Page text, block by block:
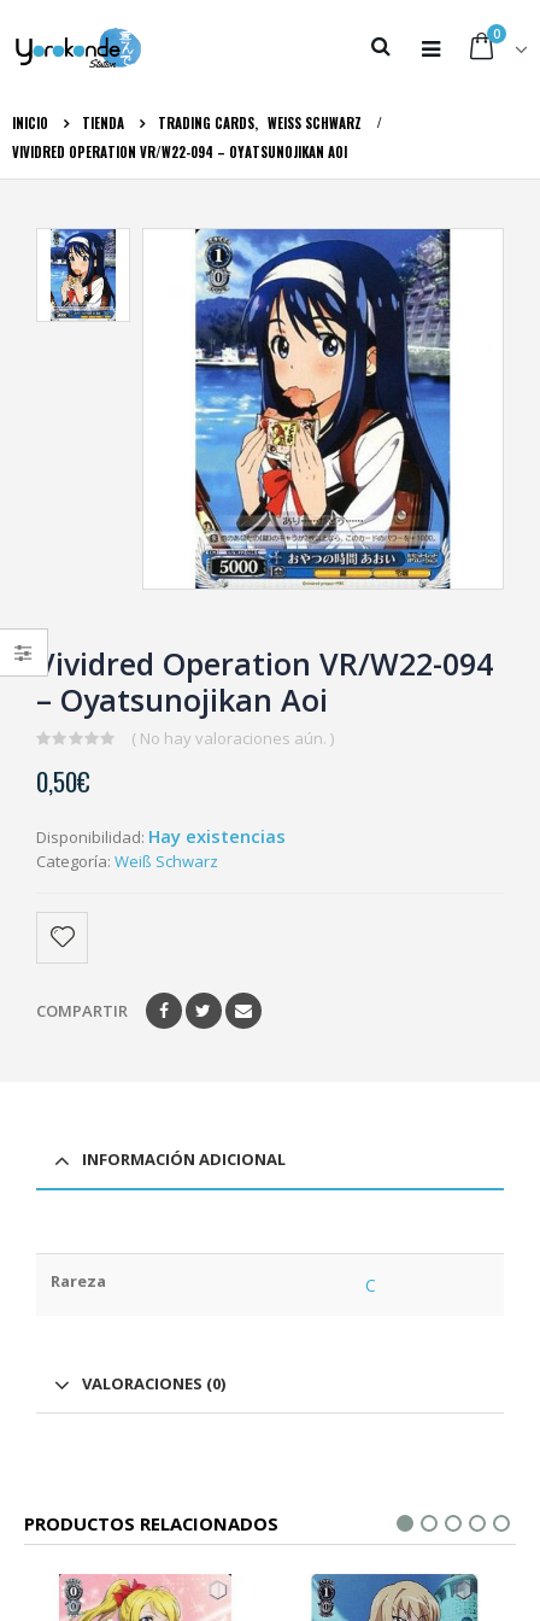
0
INICIO TIENDA TRADING CARDS, WEISS SCHWARZ
VIVIDRED OPERATION VR/W22-094 – OYATSUNOJIKAN AOI
Vividred Operation VR/W22-094
– Oyatsunojikan Aoi
out
of
( No hay valoraciones aún. )
0,50€
Disponibilidad: Hay existencias
Categoría: Weiß Schwarz
COMPARTIR
INFORMACIÓN ADICIONAL
Rareza C
VALORACIONES (0)
PRODUCTOS RELACIONADOS